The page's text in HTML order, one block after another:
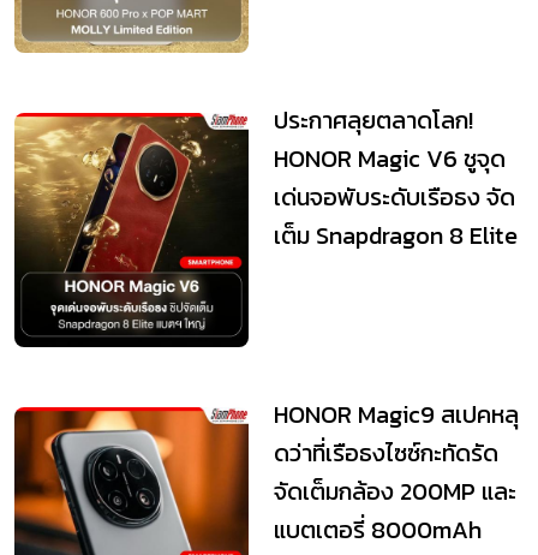
ประกาศลุยตลาดโลก!
HONOR Magic V6 ชูจุด
เด่นจอพับระดับเรือธง จัด
เต็ม Snapdragon 8 Elite
HONOR Magic9 สเปคหลุ
ดว่าที่เรือธงไซซ์กะทัดรัด
จัดเต็มกล้อง 200MP และ
แบตเตอรี่ 8000mAh